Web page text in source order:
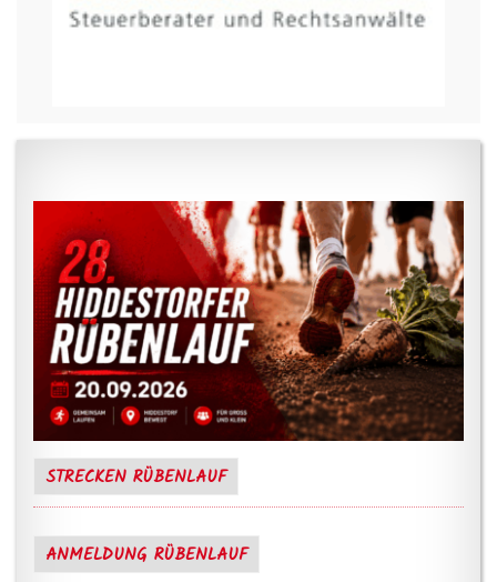
STRECKEN RÜBENLAUF
ANMELDUNG RÜBENLAUF